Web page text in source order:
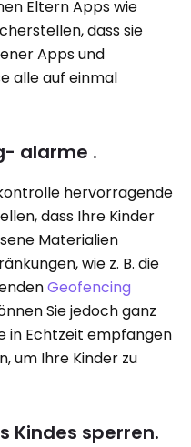
Eltern Apps wie
dass sie
Apps und
alle auf einmal
alarme .
hervorragende
dass Ihre Kinder
Materialien
wie z. B. die
Geofencing
Sie jedoch ganz
in Echtzeit empfangen
um Ihre Kinder zu
Kindes sperren.